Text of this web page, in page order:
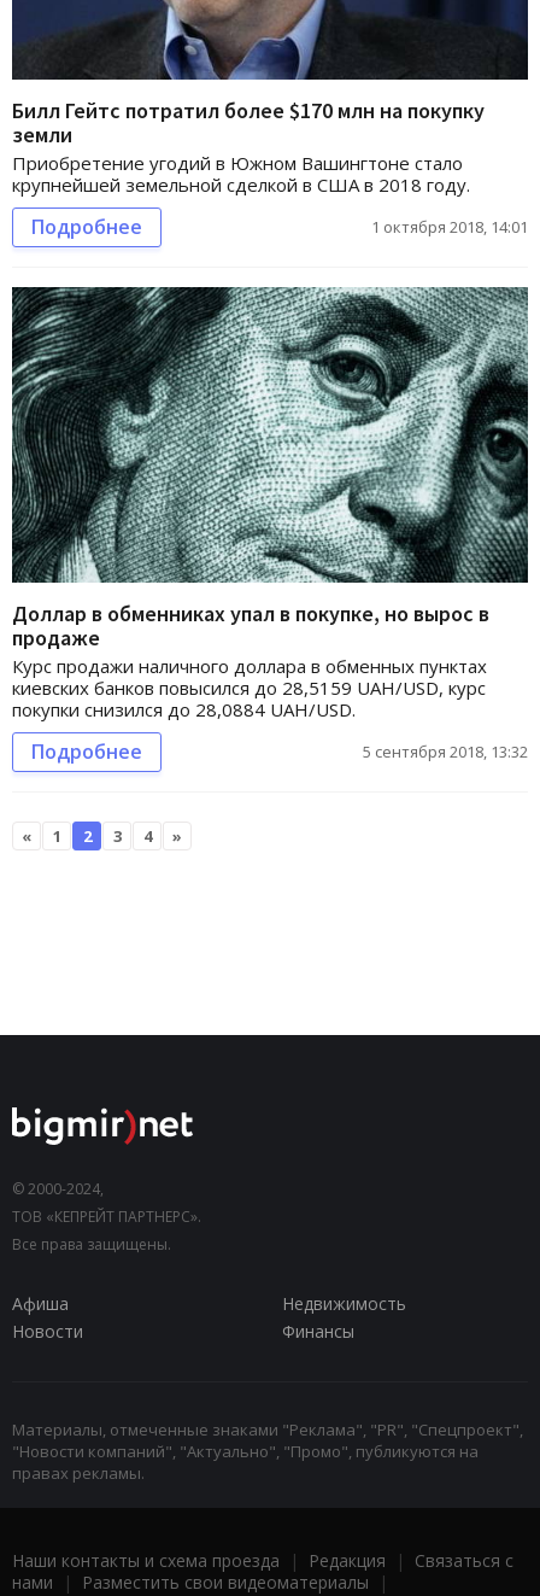
Билл Гейтс потратил более $170 млн на покупку
земли
Приобретение угодий в Южном Вашингтоне стало
крупнейшей земельной сделкой в США в 2018 году.
Подробнее 1 октября 2018, 14:01
Доллар в обменниках упал в покупке, но вырос в
продаже
Курс продажи наличного доллара в обменных пунктах
киевских банков повысился до 28,5159 UAH/USD, курс
покупки снизился до 28,0884 UAH/USD.
Подробнее 5 сентября 2018, 13:32
« 1 2 3 4 »
© 2000-2024,
ТОВ «КЕПРЕЙТ ПАРТНЕРС».
Все права защищены.
Афиша
Недвижимость
Новости
Финансы
Материалы, отмеченные знаками "Реклама", "PR", "Спецпроект",
"Новости компаний", "Актуально", "Промо", публикуются на
правах рекламы.
Наши контакты и схема проезда | Редакция | Связаться с
нами | Разместить свои видеоматериалы |